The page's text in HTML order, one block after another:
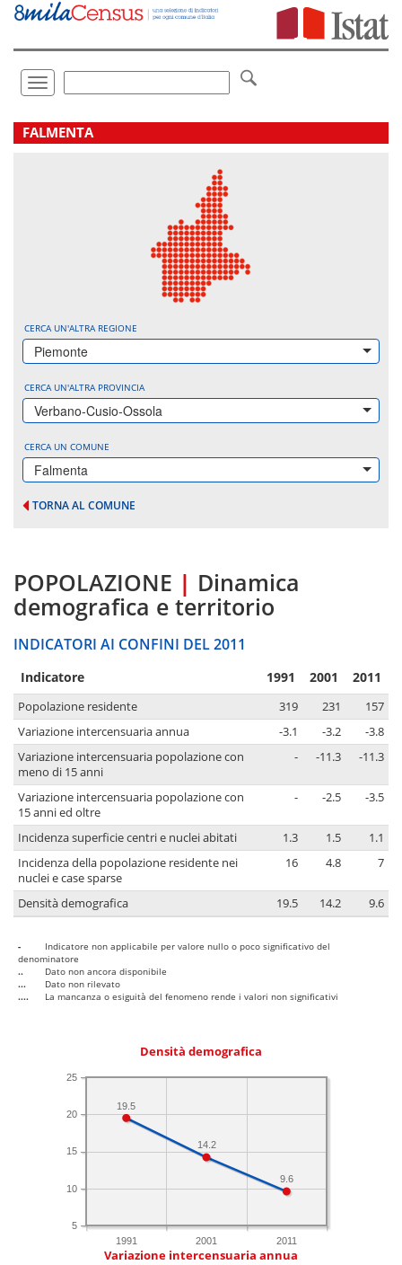
Vai
direttamente
Toggle
navigation
.
FALMENTA
CERCA UN'ALTRA REGIONE
Piemonte
CERCA UN'ALTRA PROVINCIA
Verbano-Cusio-Ossola
CERCA UN COMUNE
Falmenta
TORNA AL COMUNE
POPOLAZIONE | Dinamica
demografica e territorio
INDICATORI AI CONFINI DEL 2011
Indicatore 1991 2001 2011
Popolazione residente 319 231
157
Variazione intercensuaria annua
-3.1 -3.2
-3.8
Variazione intercensuaria popolazione con
meno di 15 anni
- -11.3 -11.3
Variazione intercensuaria popolazione con
15 anni ed oltre
- -2.5 -3.5
Incidenza superficie centri e nuclei abitati 1.3 1.5
1.1
Incidenza della popolazione residente nei
nuclei e case sparse
16 4.8 7
Densità demografica 19.5 14.2 9.6
-
Indicatore non applicabile per valore nullo o poco significativo del
denominatore
..
Dato non ancora disponibile
...
Dato non rilevato
....
La mancanza o esiguità del fenomeno rende i valori non significativi
Densità demografica
1991 2001 2011
5
10
15
20
25
9.6
14.2
19.5
Variazione intercensuaria annua